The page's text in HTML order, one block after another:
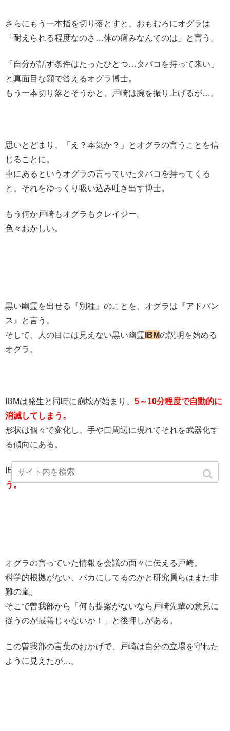
さらにもう一本指を切り落とすと、おもむろにオグラは
「耐えられる程度なのさ…体の痛みなんてのは」と言う。
「自分が話す条件はたったひとつ…タバコを持って来い」
と真面目な顔で答えるオグラ博士。
もう一本切り落とそうかと、戸崎は腕を振り上げるが…。
思いとどまり、「え？本気か？」とオグラの言うことを信
じることに。
車にあるというオグラの言っていたタバコを持ってくる
と、それをゆっくり吸い込み吐き出す博士。
もう何か戸崎もオグラもクレイジー。
色々おかしい。
黒い幽霊を出せる『別種』のことを、オグラは『アドバン
ス』と言う。
そして、人の目には見えない黒い幽霊 IBMの説明を始める
オグラ。
IBMは発生と同時に崩壊が始まり、 5～10分程度で自動的に
消滅してしまう。
形状は個々で変化し、手や口周辺に現れてそれを武器化す
る傾向にある。
IBMは日に1～2体が限度で、雨の日は動かしづらくなるそ
う。
オグラの言っていた情報を会議の面々に伝える戸崎。
科学的根拠がない、バカにしてるのかと研究員らはまた非
難の嵐。
そこで曽我部から「何も提案がないなら戸崎先輩の意見に
従うのが最善じゃないか！」と後押しがある。
この曽我部の言葉のおかげで、戸崎は自分の立場を守れた
ように見えたが…。